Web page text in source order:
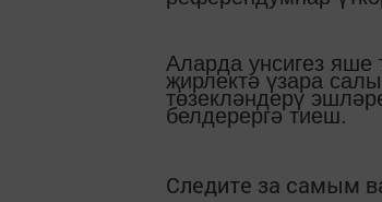
Аларда унсигез
җирлектә үзара
төзекләндерү
белдерергә тиеш.
Следите за самым